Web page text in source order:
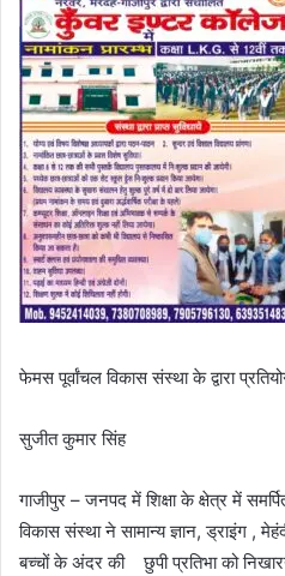
फेमस पूर्वांचल विकास संस्था के द्वारा
सुजीत कुमार सिंह
गाजीपुर – जनपद में शिक्षा के क्षेत्र में
विकास संस्था ने सामान्य ज्ञान, ड्राइंग ,
बच्चों के अंदर की छुपी प्रतिभा को